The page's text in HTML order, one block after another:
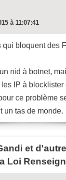
à 11:07:41
bloquent des
nid à botnet,
IP à blocklister
ce problème
un tas de monde.
et
Loi